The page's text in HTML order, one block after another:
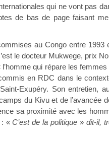
qui ne vont pas
de bas de page faisant
au Congo entre 1993
le docteur Mukwege, prix
qui répare les
en RDC dans le
Exupéry. Son entretien,
du Kivu et de l’avancée
sa proximité avec les
: «C’est de la politique » dit-il,